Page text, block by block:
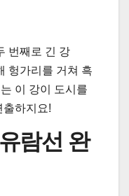
번째로 긴 강
헝가리를 거쳐 흑
이 강이 도시를
출하지요!
람선 완